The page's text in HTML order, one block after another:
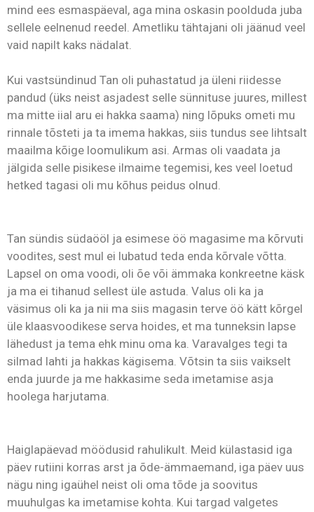
mind ees esmaspäeval, aga mina oskasin poolduda juba
sellele eelnenud reedel. Ametliku tähtajani oli jäänud veel
vaid napilt kaks nädalat.
Kui vastsündinud Tan oli puhastatud ja üleni riidesse
pandud (üks neist asjadest selle sünnituse juures, millest
ma mitte iial aru ei hakka saama) ning lõpuks ometi mu
rinnale tõsteti ja ta imema hakkas, siis tundus see lihtsalt
maailma kõige loomulikum asi. Armas oli vaadata ja
jälgida selle pisikese ilmaime tegemisi, kes veel loetud
hetked tagasi oli mu kõhus peidus olnud.
Tan sündis südaööl ja esimese öö magasime ma kõrvuti
voodites, sest mul ei lubatud teda enda kõrvale võtta.
Lapsel on oma voodi, oli õe või ämmaka konkreetne käsk
ja ma ei tihanud sellest üle astuda. Valus oli ka ja
väsimus oli ka ja nii ma siis magasin terve öö kätt kõrgel
üle klaasvoodikese serva hoides, et ma tunneksin lapse
lähedust ja tema ehk minu oma ka. Varavalges tegi ta
silmad lahti ja hakkas kägisema. Võtsin ta siis vaikselt
enda juurde ja me hakkasime seda imetamise asja
hoolega harjutama.
Haiglapäevad möödusid rahulikult. Meid külastasid iga
päev rutiini korras arst ja õde-ämmaemand, iga päev uus
nägu ning igaühel neist oli oma tõde ja soovitus
muuhulgas ka imetamise kohta. Kui targad valgetes